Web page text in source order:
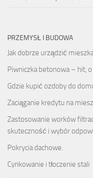
PRZEMYSŁ I BUDOWA
Jak dobrze urządzić
Piwniczka betonowa – hit,
Gdzie kupić ozdoby do
Zaciąganie kredytu na
Zastosowanie worków
skuteczność i wybór
Pokrycia dachowe.
Cynkowanie i tłoczenie stali